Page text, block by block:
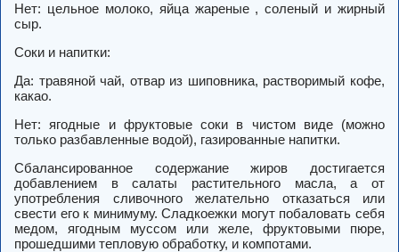
Нет: цельное молоко, яйца жареные , соленый и жирный
сыр.
Соки и напитки:
Да: травяной чай, отвар из шиповника, растворимый кофе,
какао.
Нет: ягодные и фруктовые соки в чистом виде (можно
только разбавленные водой), газированные напитки.
Сбалансированное содержание жиров достигается
добавлением в салаты растительного масла, а от
употребления сливочного желательно отказаться или
свести его к минимуму. Сладкоежки могут побаловать себя
медом, ягодным муссом или желе, фруктовыми пюре,
прошедшими тепловую обработку, и компотами.